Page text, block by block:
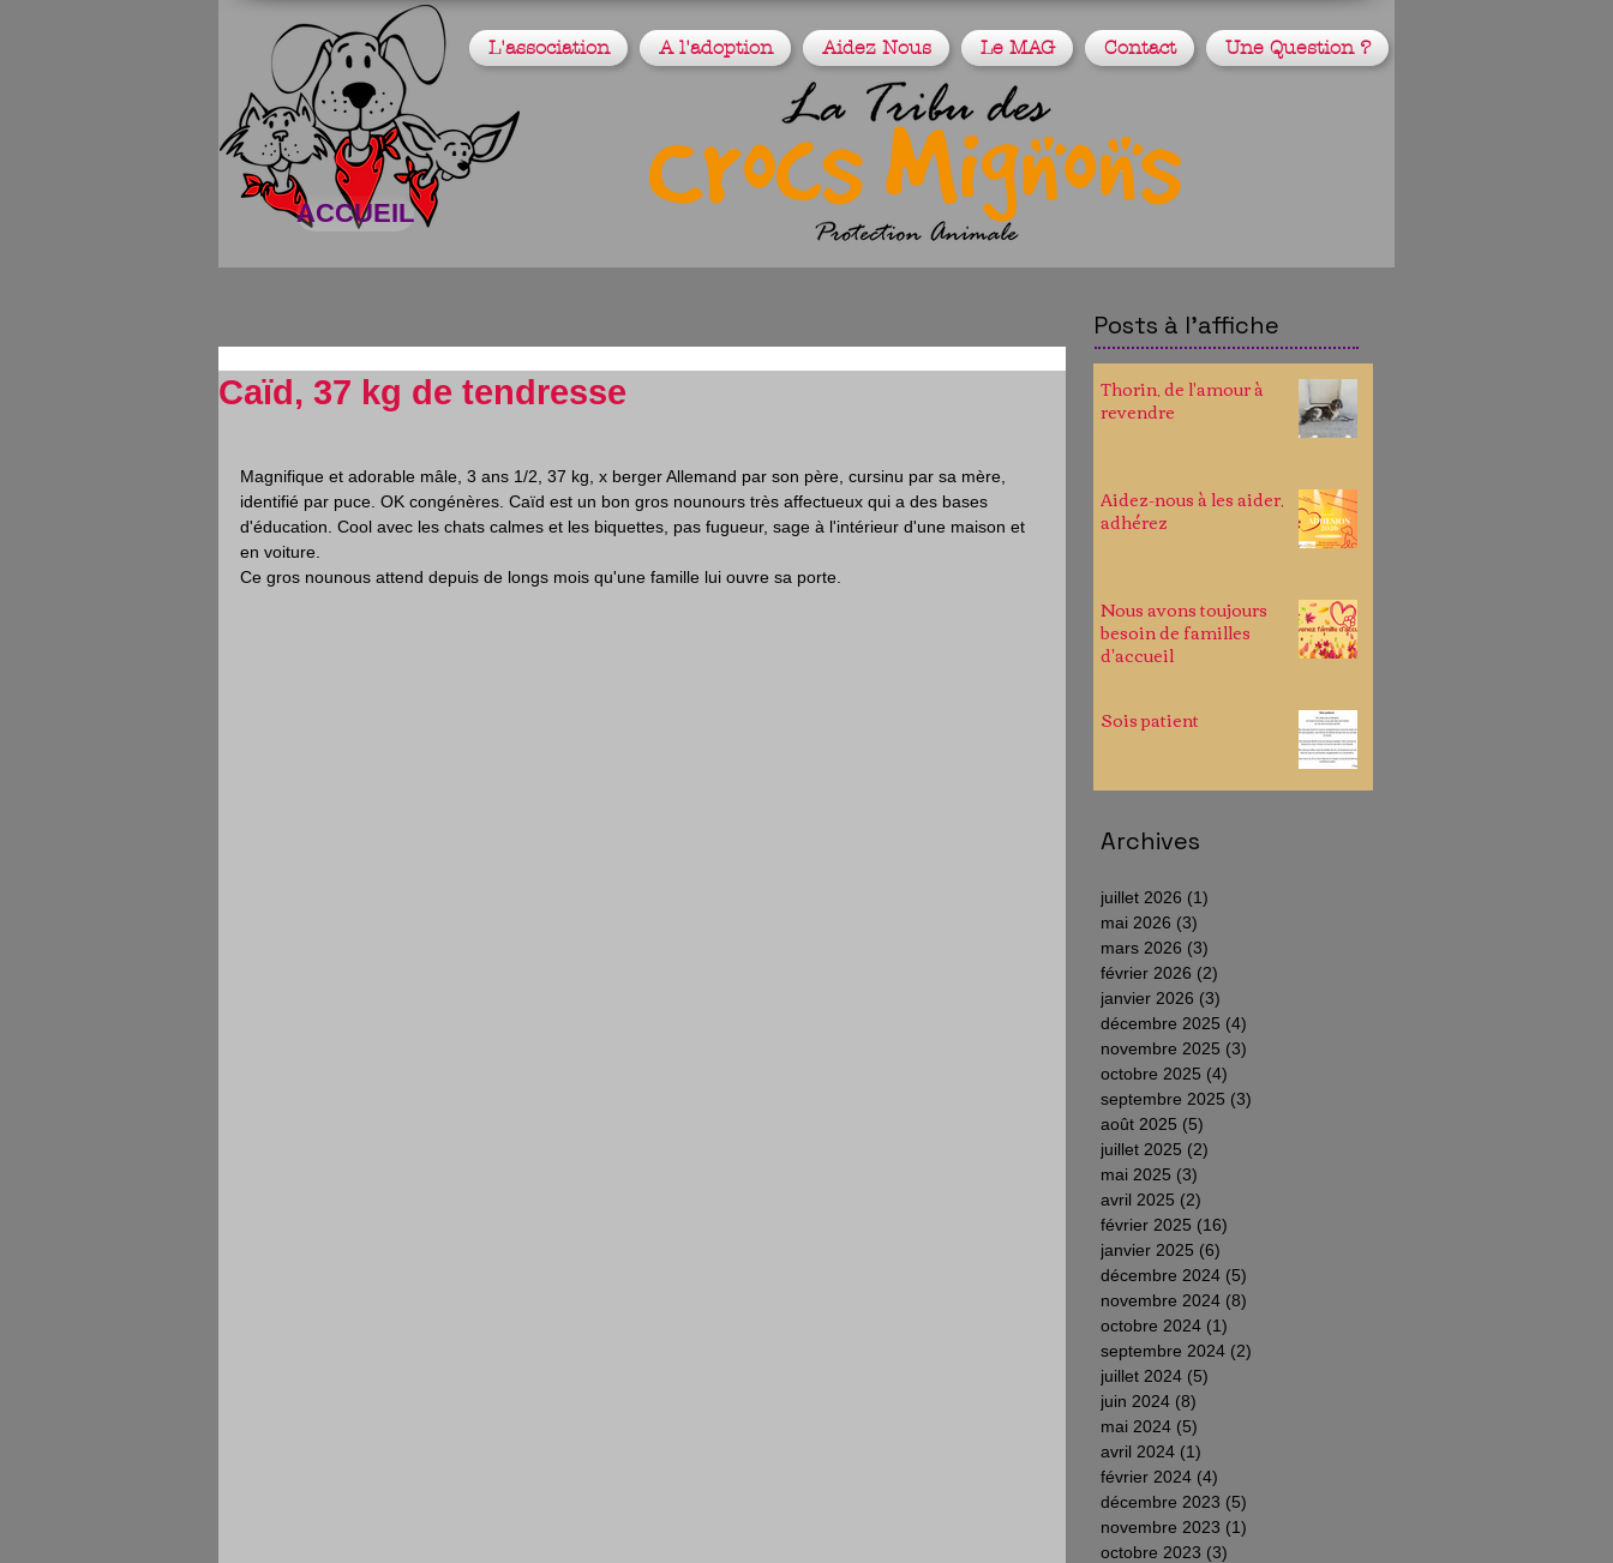
L'association A l'adoption Aidez Nous Le MAG Contact Une Question ?
ACCUEIL
Posts à l'affiche
Caïd, 37 kg de tendresse
Magnifique et adorable mâle, 3 ans 1/2, 37 kg, x berger Allemand par son père, cursinu par sa mère,
identifié par puce. OK congénères. Caïd est un bon gros nounours très affectueux qui a des bases
d'éducation. Cool avec les chats calmes et les biquettes, pas fugueur, sage à l'intérieur d'une maison et
en voiture.
Ce gros nounous attend depuis de longs mois qu'une famille lui ouvre sa porte.
Thorin, de l'amour à
revendre
Aidez-nous à les aider,
adhérez
Nous avons toujours
besoin de familles
d'accueil
Sois patient
Archives
juillet 2026 (1)
mai 2026 (3)
mars 2026 (3)
février 2026 (2)
janvier 2026 (3)
décembre 2025 (4)
novembre 2025 (3)
octobre 2025 (4)
septembre 2025 (3)
août 2025 (5)
juillet 2025 (2)
mai 2025 (3)
avril 2025 (2)
février 2025 (16)
janvier 2025 (6)
décembre 2024 (5)
novembre 2024 (8)
octobre 2024 (1)
septembre 2024 (2)
juillet 2024 (5)
juin 2024 (8)
mai 2024 (5)
avril 2024 (1)
février 2024 (4)
décembre 2023 (5)
novembre 2023 (1)
octobre 2023 (3)